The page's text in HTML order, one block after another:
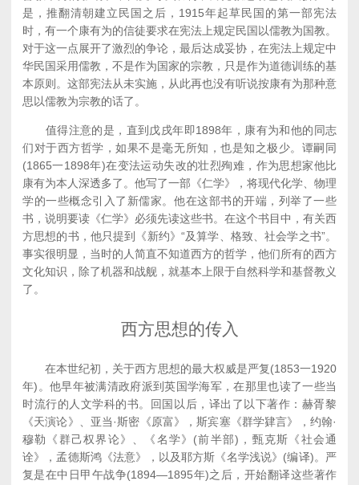
是，推翻清朝建立民国之后，1915年起草民国的第一部宪法
时，有一个康有为的信徒要求在宪法上规定民国以儒教为国教。
对于这一点展开了激烈的争论，最后达成妥协，在宪法上规定中
华民国采用儒教，不是作为国家的宗教，只是作为道德训练的基
本原则。这部宪法从未实施，从此再也没有听说按康有为那种意
思以儒教为宗教的话了。
值得注意的是，直到戊戌年即1898年，康有为和他的同志
们对于西方哲学，如果不是毫无所知，也是知之极少。谭嗣同
(1865一1898年)在变法运动失改的壮烈殉难，作为思想家他比
康有为本人深透多了。他写了一部《仁学》，将现代化学、物理
学的一些概念引入了新儒家。他在这部书的开端，列举了一些
书，说明要读《仁学》必须先读这些书。在这个书目中，有关西
方思想的书，他只提到《新约》“及算学、格致、社会学之书”。
事实很明显，当时的人简直不知道西方的哲学，他们所有的西方
文化知识，除了机器和战舰，就基本上限于自然科学和基督教义
了。
西方思想的传入
在本世纪初，关于西方思想的最大权威是严复(1853一1920
年)。他早年被满清政府派到英国学海军，在那里也读了一些当
时流行的人文学科的书。回国以后，译出了以下著作：赫胥黎
《天演论》、亚当·斯密《原富》，斯宾塞《群学肄言》，约翰·
穆勒《群己权界论》、《名学》(前半部)，甄克斯《社会通
诠》，孟德斯鸿《法意》，以及耶方斯《名学浅说》(编译)。严
复是在中日甲午战争(1894—1895年)之后，开始翻译这些著作